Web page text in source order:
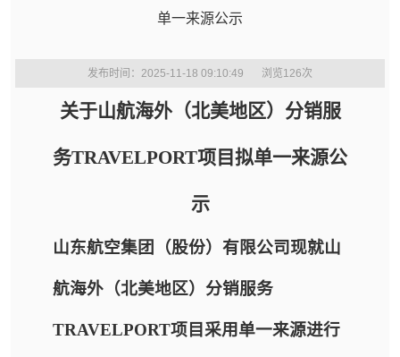
单一来源公示
发布时间：2025-11-18 09:10:49 浏览126次
关于山航海外（北美地区）分销服
务TRAVELPORT项目拟单一来源公
示
山东航空集团（股份）有限公司现就山
航海外（北美地区）分销服务
TRAVELPORT项目采用单一来源进行